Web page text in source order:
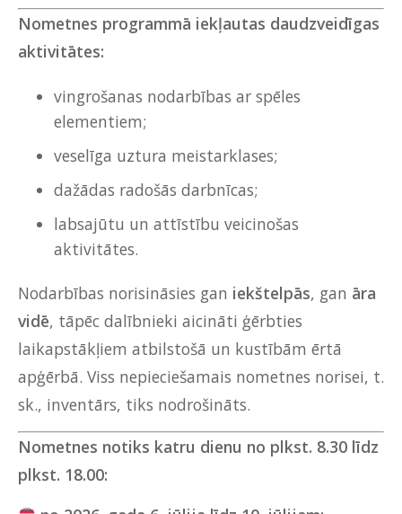
Nometnes programmā iekļautas daudzveidīgas
aktivitātes:
vingrošanas nodarbības ar spēles
elementiem;
veselīga uztura meistarklases;
dažādas radošās darbnīcas;
labsajūtu un attīstību veicinošas
aktivitātes.
Nodarbības norisināsies gan iekštelpās, gan āra
vidē, tāpēc dalībnieki aicināti ģērbties
laikapstākļiem atbilstošā un kustībām ērtā
apģērbā. Viss nepieciešamais nometnes norisei, t.
sk., inventārs, tiks nodrošināts.
Nometnes notiks katru dienu no plkst. 8.30 līdz
plkst. 18.00: